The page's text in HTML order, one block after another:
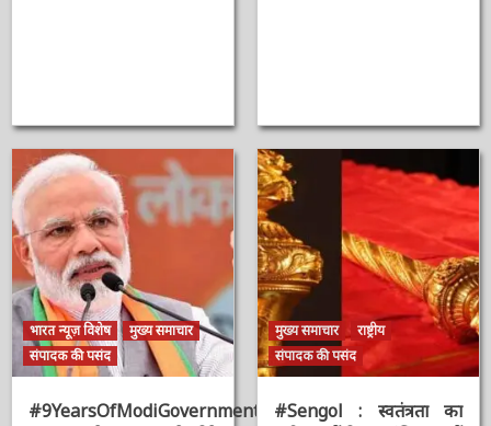
भारत न्यूज़ विशेष
मुख्य समाचार
मुख्य समाचार
राष्ट्रीय